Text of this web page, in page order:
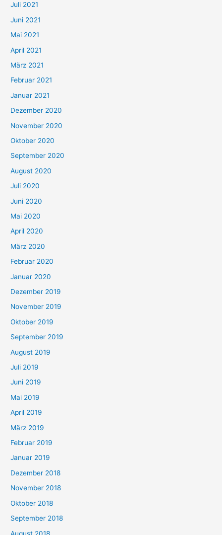
a
c
h
:
Juli 2021
Juni 2021
Mai 2021
April 2021
März 2021
Februar 2021
Januar 2021
Dezember 2020
November 2020
Oktober 2020
September 2020
August 2020
Juli 2020
Juni 2020
Mai 2020
April 2020
März 2020
Februar 2020
Januar 2020
Dezember 2019
November 2019
Oktober 2019
September 2019
August 2019
Juli 2019
Juni 2019
Mai 2019
April 2019
März 2019
Februar 2019
Januar 2019
Dezember 2018
November 2018
Oktober 2018
September 2018
August 2018